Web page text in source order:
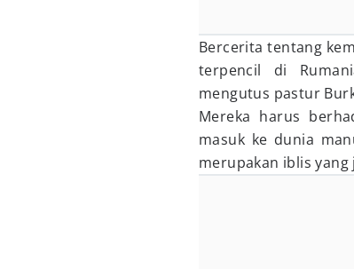
Bercerita tentang
terpencil di
mengutus pastur
Mereka harus
masuk ke dunia
merupakan iblis